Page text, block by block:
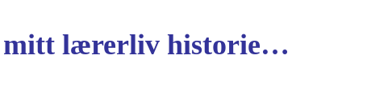
mitt lærerliv historie…